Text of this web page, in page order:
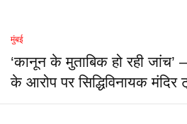
मुंबई
‘कानून के मुताबिक हो रही
के आरोप पर सिद्धिविनायक